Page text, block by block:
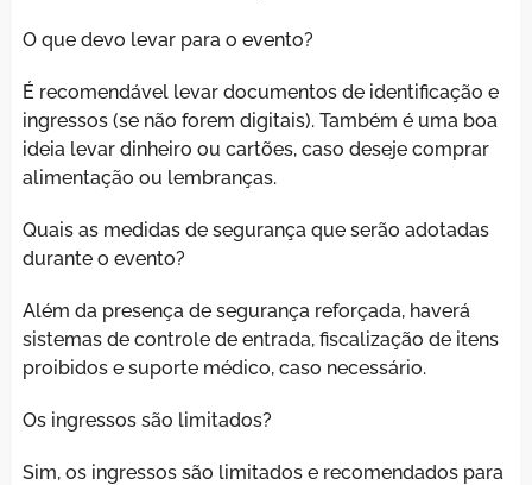
O que devo levar para o evento?
É recomendável levar documentos de identificação e
ingressos (se não forem digitais). Também é uma boa
ideia levar dinheiro ou cartões, caso deseje comprar
alimentação ou lembranças.
Quais as medidas de segurança que serão adotadas
durante o evento?
Além da presença de segurança reforçada, haverá
sistemas de controle de entrada, fiscalização de itens
proibidos e suporte médico, caso necessário.
Os ingressos são limitados?
Sim, os ingressos são limitados e recomendados para